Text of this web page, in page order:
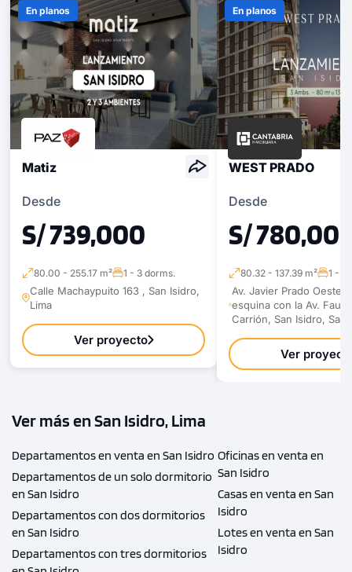
En planos
Matiz
Desde
S/ 739,000
80.00 - 255.17 m² 1 - 3 dorms.
Calle Machaypuito 163 , San Isidro,
Lima
Ver proyecto
En planos
WEST PRADO
Desde
S/
80.32 - 137.39 m² 1 - 3
Av. Javier Prado Oeste
esquina con la Av.
Carrión, San Isidro, San
Ver
Ver más en San Isidro, Lima
Departamentos en venta en San Isidro
Departamentos de un solo dormitorio
en San Isidro
Departamentos con dos dormitorios
en San Isidro
Departamentos con tres dormitorios
Oficinas en venta en
San Isidro
Casas en venta en San
Isidro
Lotes en venta en San
Isidro